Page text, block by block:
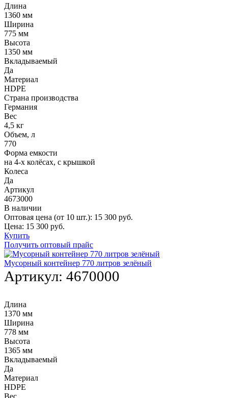
Длина
1360 мм
Ширина
775 мм
Высота
1350 мм
Вкладываемый
Да
Материал
HDPE
Страна производства
Германия
Вес
4,5 кг
Объем, л
770
Форма емкости
на 4-х колёсах, с крышкой
Колеса
Да
Артикул
4673000
В наличии
Оптовая цена (от 10 шт.): 15 300 руб.
Цена: 15 300 руб.
Купить
Получить оптовый прайс
Мусорный контейнер 770 литров зелёный
Артикул: 4670000
Длина
1370 мм
Ширина
778 мм
Высота
1365 мм
Вкладываемый
Да
Материал
HDPE